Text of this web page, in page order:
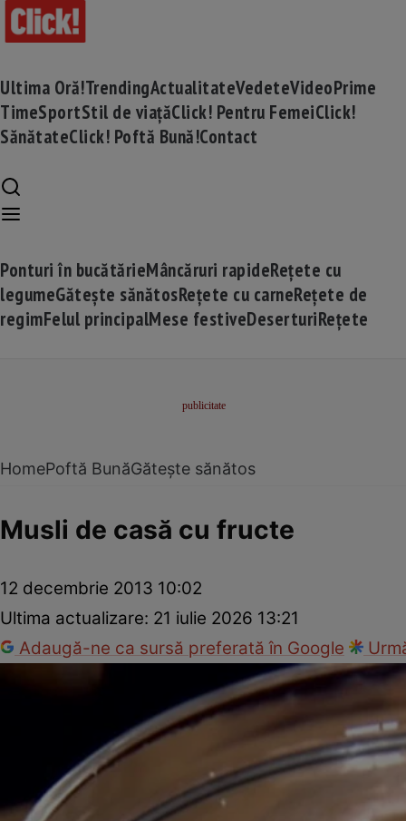
Ultima Oră!TrendingActualitateVedeteVideoPrime
TimeSportStil de viațăClick! Pentru FemeiClick!
SănătateClick! Poftă Bună!Contact
Ponturi în bucătărieMâncăruri rapideRețete cu
legumeGătește sănătosRețete cu carneRețete de
regimFelul principalMese festiveDeserturiRețete
HomePoftă BunăGătește sănătos
Musli de casă cu fructe
12 decembrie 2013 10:02
Ultima actualizare: 21 iulie 2026 13:21
Adaugă-ne ca sursă preferată în Google